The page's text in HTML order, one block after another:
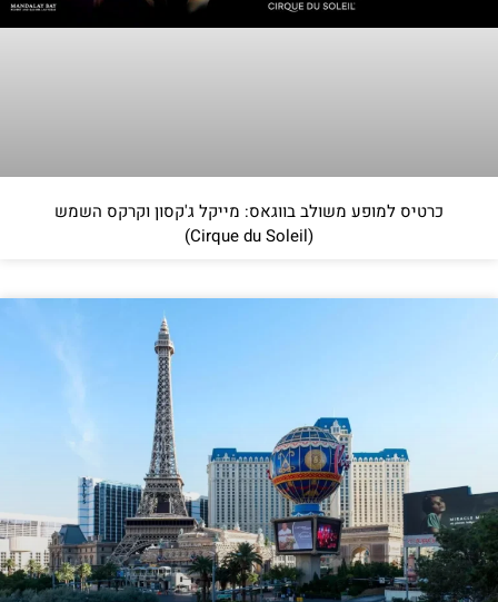
כרטיס למופע משולב בווגאס: מייקל ג'קסון וקרקס השמש
(Cirque du Soleil)